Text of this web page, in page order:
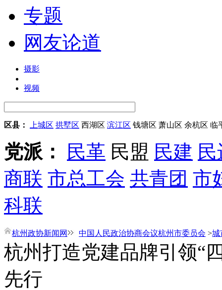
专题
网友论道
摄影
视频
区县： 上城区 拱墅区 西湖区 滨江区 钱塘区 萧山区 余杭区 临
党派： 民革 民盟 民建
商联 市总工会 共青团 市
科联
杭州政协新闻网 中国人民政治协商会议杭州市委员会 >城
杭州打造党建品牌引领“
先行